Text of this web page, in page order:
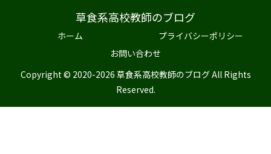
草食系高校教師のブログ
ホーム
プライバシーポリシー
お問い合わせ
Copyright © 2020-2026 草食系高校教師のブログ All Rights
Reserved.